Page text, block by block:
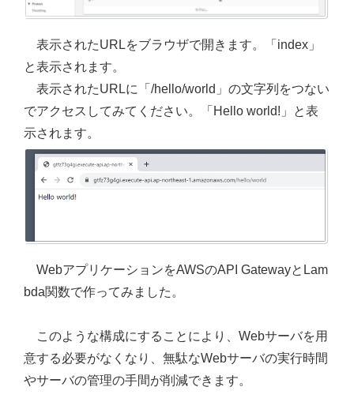
表示されたURLをブラウザで開きます。「index」
と表示されます。
表示されたURLに「/hello/world」の文字列をつない
でアクセスしてみてください。「Hello world!」と表
示されます。
WebアプリケーションをAWSのAPI GatewayとLam
bda関数で作ってみました。
このような構成にすることにより、Webサーバを用
意する必要がなくなり、無駄なWebサーバの実行時間
やサーバの管理の手間が削減できます。